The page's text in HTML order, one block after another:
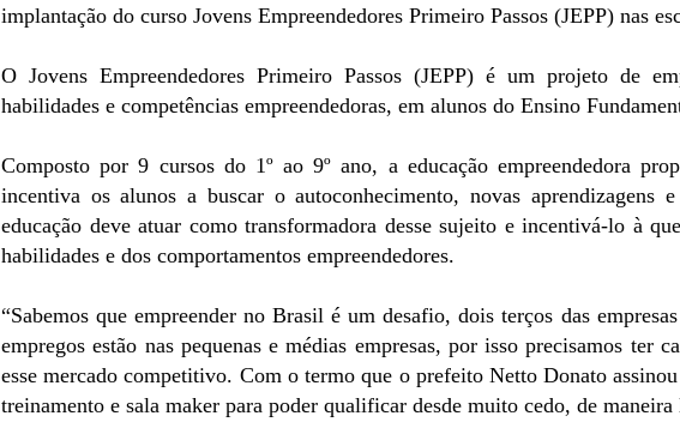
implantação do curso Jovens Empreendedores Primeiro Passos (JEPP) nas
O Jovens Empreendedores Primeiro Passos (JEPP) é um projeto de
habilidades e competências empreendedoras, em alunos do Ensino
Composto por 9 cursos do 1º ao 9º ano, a educação empreendedora
incentiva os alunos a buscar o autoconhecimento, novas
educação deve atuar como transformadora desse sujeito e incentivá-lo à
habilidades e dos comportamentos empreendedores.
“Sabemos que empreender no Brasil é um desafio, dois terços das
empregos estão nas pequenas e médias empresas, por isso precisamos ter
esse mercado competitivo. Com o termo que o prefeito Netto Donato
treinamento e sala maker para poder qualificar desde muito cedo, de